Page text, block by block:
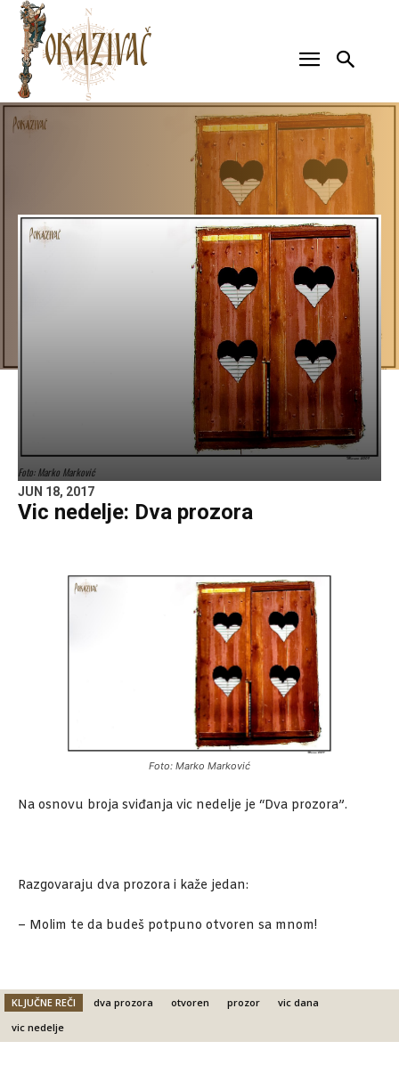
Foto: Marko Marković
JUN 18, 2017
Vic nedelje: Dva prozora
Foto: Marko Marković
Na osnovu broja sviđanja vic nedelje je “Dva prozora”.
Razgovaraju dva prozora i kaže jedan:
– Molim te da budeš potpuno otvoren sa mnom!
KLJUČNE REČI dva prozora otvoren prozor
vic dana
vic nedelje